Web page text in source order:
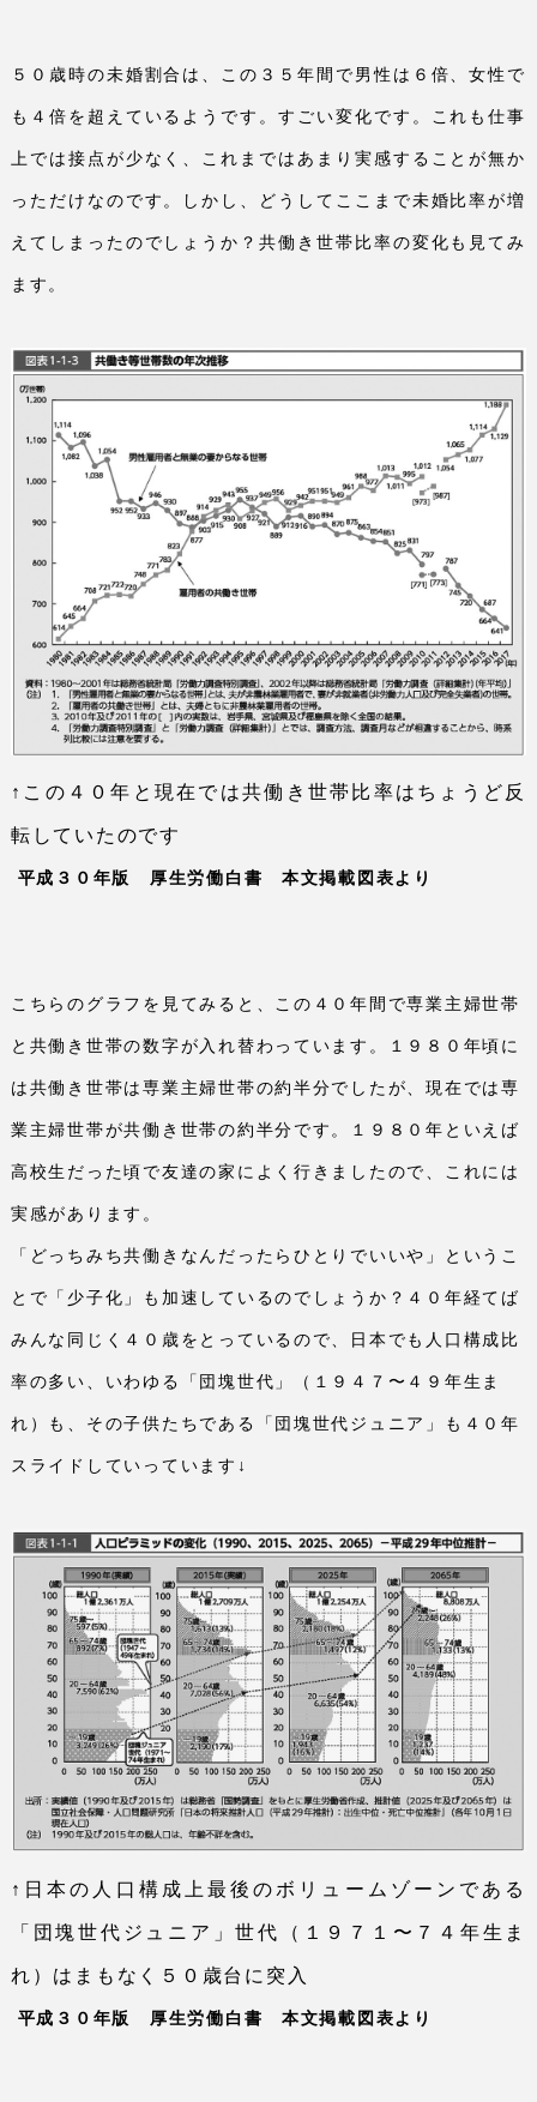
５０歳時の未婚割合は、この３５年間で男性は６倍、女性で
も４倍を超えているようです。すごい変化です。これも仕事
上では接点が少なく、これまではあまり実感することが無か
っただけなのです。しかし、どうしてここまで未婚比率が増
えてしまったのでしょうか？共働き世帯比率の変化も見てみ
ます。
↑この４０年と現在では共働き世帯比率はちょうど反
転していたのです
平成３０年版 厚生労働白書 本文掲載図表より
こちらのグラフを見てみると、この４０年間で専業主婦世帯
と共働き世帯の数字が入れ替わっています。１９８０年頃に
は共働き世帯は専業主婦世帯の約半分でしたが、現在では専
業主婦世帯が共働き世帯の約半分です。１９８０年といえば
高校生だった頃で友達の家によく行きましたので、これには
実感があります。
「どっちみち共働きなんだったらひとりでいいや」というこ
とで「少子化」も加速しているのでしょうか？４０年経てば
みんな同じく４０歳をとっているので、日本でも人口構成比
率の多い、いわゆる「団塊世代」（１９４７〜４９年生ま
れ）も、その子供たちである「団塊世代ジュニア」も４０年
スライドしていっています↓
↑日本の人口構成上最後のボリュームゾーンである
「団塊世代ジュニア」世代（１９７１〜７４年生ま
れ）はまもなく５０歳台に突入
平成３０年版 厚生労働白書 本文掲載図表より